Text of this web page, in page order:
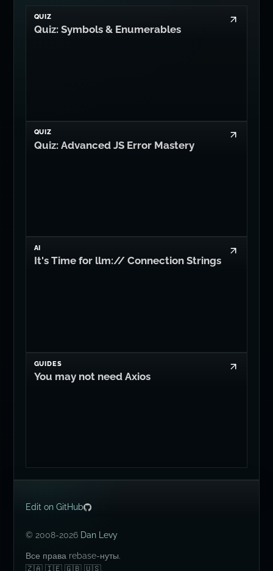
QUIZ
Quiz: Symbols & Enumerables
QUIZ
Quiz: Advanced JS Error Mastery
AI
It's Time for llm:// Connection Strings
GUIDES
You may not need Axios
Edit on GitHub
© 2008-2026 Dan Levy
Все права rebase-нуты.
🇿🇦 🇮🇪 🇬🇧 🇺🇸.